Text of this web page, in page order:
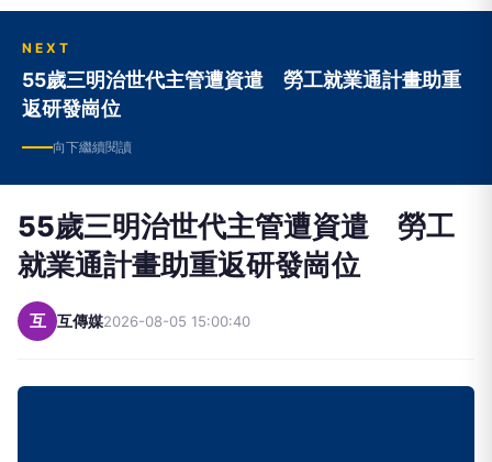
NEXT
55歲三明治世代主管遭資遣 勞工就業通計畫助重
返研發崗位
向下繼續閱讀
55歲三明治世代主管遭資遣 勞工
就業通計畫助重返研發崗位
互 互傳媒